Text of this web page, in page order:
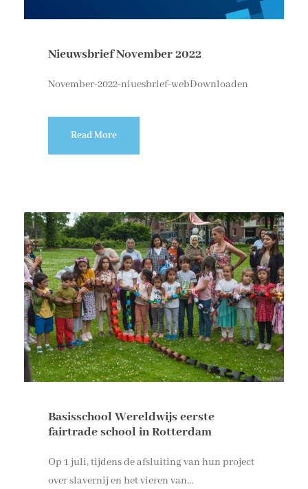
Nieuwsbrief November 2022
November-2022-niuesbrief-webDownloaden
Read More
Basisschool Wereldwijs eerste
fairtrade school in Rotterdam
Op 1 juli, tijdens de afsluiting van hun project
over slavernij en het vieren van...